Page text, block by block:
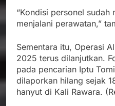
“Kondisi personel sudah
menjalani perawatan,”
Sementara itu, Operasi
2025 terus dilanjutkan.
pada pencarian Iptu
dilaporkan hilang sejak
hanyut di Kali Rawara.